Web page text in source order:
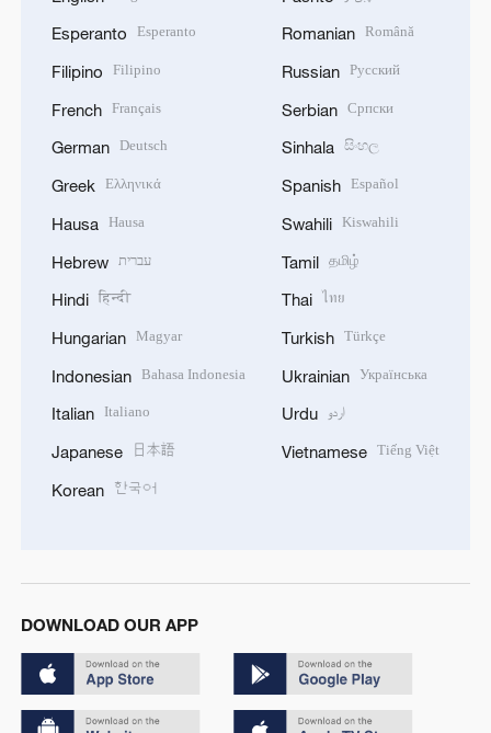
Esperanto Esperanto
Filipino Filipino
French Français
German Deutsch
Greek Ελληνικά
Hausa Hausa
Hebrew עברית
Hindi हिन्दी
Hungarian Magyar
Indonesian Bahasa Indonesia
Italian Italiano
Japanese 日本語
Korean 한국어
Romanian Română
Russian Русский
Serbian Српски
Sinhala සිංහල
Spanish Español
Swahili Kiswahili
Tamil தமிழ்
Thai ไทย
Turkish Türkçe
Ukrainian Українська
Urdu اردو
Vietnamese Tiếng Việt
DOWNLOAD OUR APP